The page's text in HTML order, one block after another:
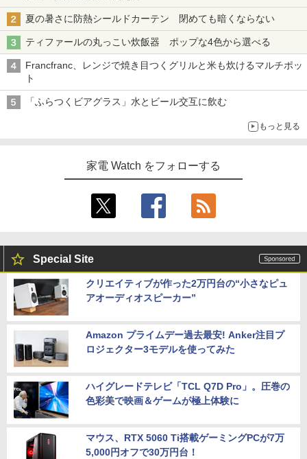
夏の暑さに防熱シールドカーテン 閉めても暗くならない
ティファールの丸っこい炊飯器 ポップな4色から選べる
Francfranc、レンジで焼き目つくグリルと米も炊けるマルチポッ
ト
「ふらつくビアグラス」水とビール交互に飲む
もっと見る
家電 Watch をフォローする
Special Site
クリエイティブが作った2万円台の“小さなピュ
アオーディオスピーカー”
Amazon プライムデー過去最安! Anker注目プ
ロジェクター3モデルを使ってみた
ハイグレードテレビ「TCL Q7D Pro」。圧巻の
色彩美で映画＆ゲームが極上体験に
マウス、RTX 5060 Ti搭載ゲーミングPCが7万
5,000円オフで30万円台！